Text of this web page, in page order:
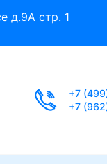
д.9А стр. 1
+7
+7